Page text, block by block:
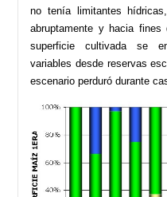
no tenía limitantes
abruptamente y hacia
superficie cultivada se
variables desde reservas
escenario perduró durante